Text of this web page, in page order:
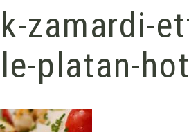
zamardi-
platan-